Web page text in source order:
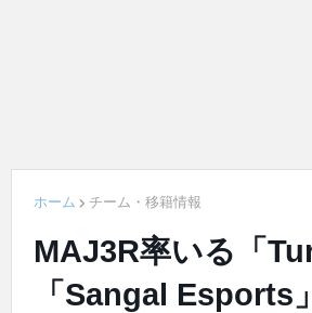
ホーム チーム・移籍情報
MAJ3R率いる「
「Sangal Esports